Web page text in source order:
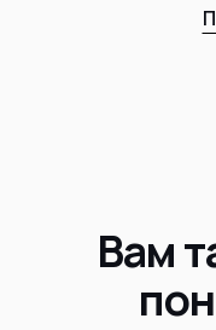
Вам